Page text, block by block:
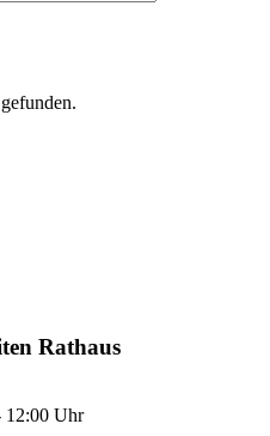
Rathaus
12:00 Uhr